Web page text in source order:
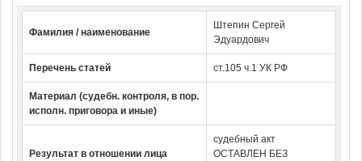
Фамилия / наименование
Штепин Сергей
Эдуардович
Перечень статей ст.105 ч.1 УК РФ
Материал (судебн. контроля, в пор.
исполн. приговора и иные)
Результат в отношении лица
судебный акт
ОСТАВЛЕН БЕЗ